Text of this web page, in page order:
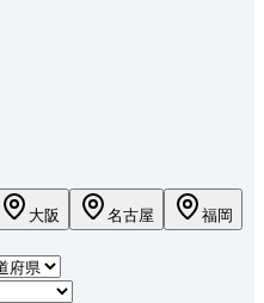
大阪 名古屋 福岡